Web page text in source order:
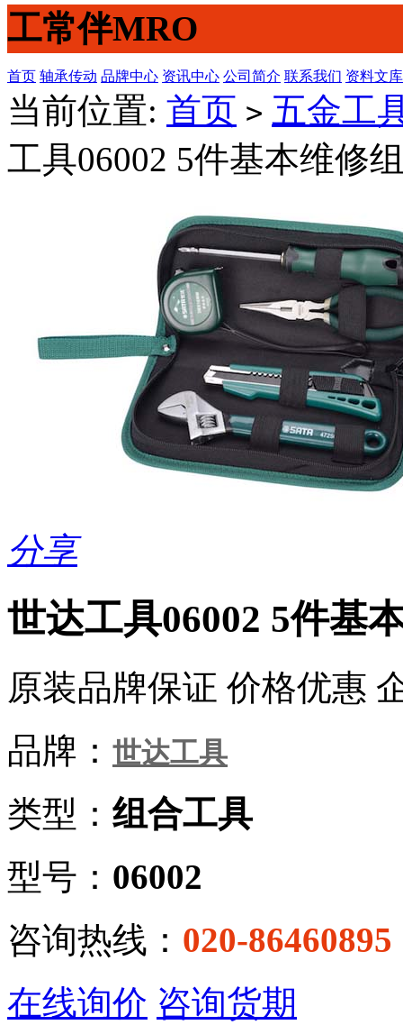
工常伴MRO
首页 轴承传动 品牌中心 资讯中心 公司简介 联系我们 资料文库
当前位置: 首页 > 五金工
工具06002 5件基本维修
分享
世达工具06002 5件基
原装品牌保证 价格优惠
品牌： 世达工具
类型： 组合工具
型号： 06002
咨询热线： 020-86460895
在线询价 咨询货期